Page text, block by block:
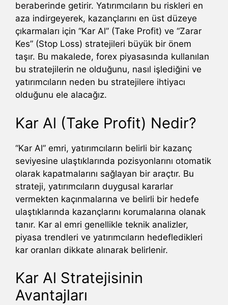
beraberinde getirir. Yatırımcıların bu riskleri en
aza indirgeyerek, kazançlarını en üst düzeye
çıkarmaları için “Kar Al” (Take Profit) ve “Zarar
Kes” (Stop Loss) stratejileri büyük bir önem
taşır. Bu makalede, forex piyasasında kullanılan
bu stratejilerin ne olduğunu, nasıl işlediğini ve
yatırımcıların neden bu stratejilere ihtiyacı
olduğunu ele alacağız.
Kar Al (Take Profit) Nedir?
“Kar Al” emri, yatırımcıların belirli bir kazanç
seviyesine ulaştıklarında pozisyonlarını otomatik
olarak kapatmalarını sağlayan bir araçtır. Bu
strateji, yatırımcıların duygusal kararlar
vermekten kaçınmalarına ve belirli bir hedefe
ulaştıklarında kazançlarını korumalarına olanak
tanır. Kar al emri genellikle teknik analizler,
piyasa trendleri ve yatırımcıların hedefledikleri
kar oranları dikkate alınarak belirlenir.
Kar Al Stratejisinin
Avantajları